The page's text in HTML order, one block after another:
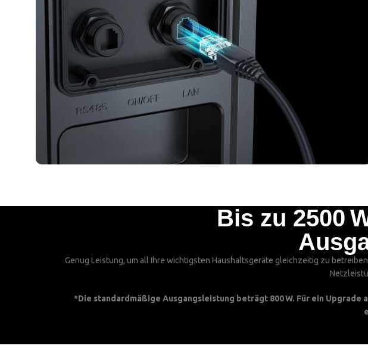
Bis zu 2500
Genug Leistung, um all Ihre wichtigsten Haushaltsgeräte gleichzeitig zu
*Die standardmäßige Ausgangsleistung beträgt 800 W. Für ein